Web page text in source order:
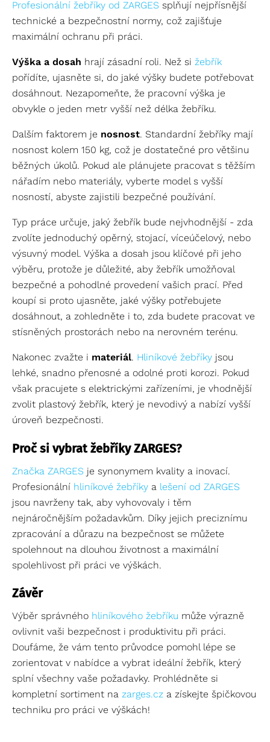
Profesionální žebříky od ZARGES splňují nejpřísnější
technické a bezpečnostní normy, což zajišťuje
maximální ochranu při práci.
Výška a dosah hrají zásadní roli. Než si žebřík
pořídíte, ujasněte si, do jaké výšky budete potřebovat
dosáhnout. Nezapomeňte, že pracovní výška je
obvykle o jeden metr vyšší než délka žebříku.
Dalším faktorem je nosnost. Standardní žebříky mají
nosnost kolem 150 kg, což je dostatečné pro většinu
běžných úkolů. Pokud ale plánujete pracovat s těžším
nářadím nebo materiály, vyberte model s vyšší
nosností, abyste zajistili bezpečné používání.
Typ práce určuje, jaký žebřík bude nejvhodnější - zda
zvolíte jednoduchý opěrný, stojací, víceúčelový, nebo
výsuvný model. Výška a dosah jsou klíčové při jeho
výběru, protože je důležité, aby žebřík umožňoval
bezpečné a pohodlné provedení vašich prací. Před
koupí si proto ujasněte, jaké výšky potřebujete
dosáhnout, a zohledněte i to, zda budete pracovat ve
stísněných prostorách nebo na nerovném terénu.
Nakonec zvažte i materiál. Hliníkové žebříky jsou
lehké, snadno přenosné a odolné proti korozi. Pokud
však pracujete s elektrickými zařízeními, je vhodnější
zvolit plastový žebřík, který je nevodivý a nabízí vyšší
úroveň bezpečnosti.
Proč si vybrat žebříky ZARGES?
Značka ZARGES je synonymem kvality a inovací.
Profesionální hliníkové žebříky a lešení od ZARGES
jsou navrženy tak, aby vyhovovaly i těm
nejnáročnějším požadavkům. Díky jejich preciznímu
zpracování a důrazu na bezpečnost se můžete
spolehnout na dlouhou životnost a maximální
spolehlivost při práci ve výškách.
Závěr
Výběr správného hliníkového žebříku může výrazně
ovlivnit vaši bezpečnost i produktivitu při práci.
Doufáme, že vám tento průvodce pomohl lépe se
zorientovat v nabídce a vybrat ideální žebřík, který
splní všechny vaše požadavky. Prohlédněte si
kompletní sortiment na zarges.cz a získejte špičkovou
techniku pro práci ve výškách!